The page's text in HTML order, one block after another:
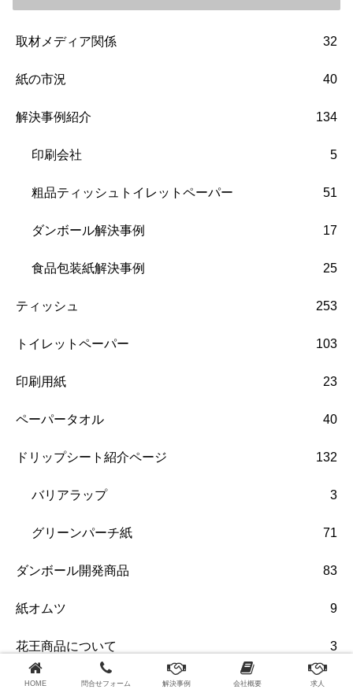
取材メディア関係 32
紙の市況 40
解決事例紹介 134
印刷会社 5
粗品ティッシュトイレットペーパー 51
ダンボール解決事例 17
食品包装紙解決事例 25
ティッシュ 253
トイレットペーパー 103
印刷用紙 23
ペーパータオル 40
ドリップシート紹介ページ 132
バリアラップ 3
グリーンパーチ紙 71
ダンボール開発商品 83
紙オムツ 9
花王商品について 3
こんな商品があります。 64
HOME 問合せフォーム 解決事例 会社概要 求人